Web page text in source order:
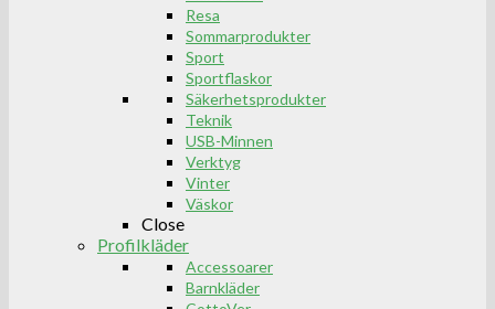
Resa
Sommarprodukter
Sport
Sportflaskor
Säkerhetsprodukter
Teknik
USB-Minnen
Verktyg
Vinter
Väskor
Close
Profilkläder
Accessoarer
Barnkläder